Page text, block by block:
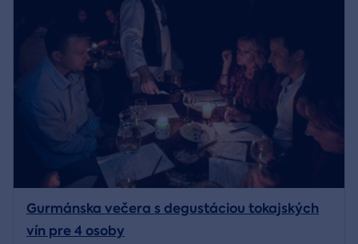
Gurmánska večera s degustáciou tokajských
vín pre 4 osoby